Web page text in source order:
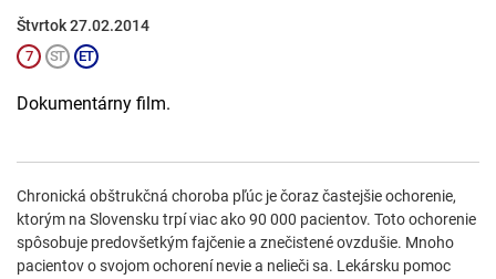
Štvrtok 27.02.2014
Dokumentárny film.
Chronická obštrukčná choroba pľúc je čoraz častejšie ochorenie,
ktorým na Slovensku trpí viac ako 90 000 pacientov. Toto ochorenie
spôsobuje predovšetkým fajčenie a znečistené ovzdušie. Mnoho
pacientov o svojom ochorení nevie a nelieči sa. Lekársku pomoc